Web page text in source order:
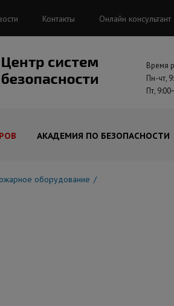
Контакты Онлайн консультант
Время
Пн-чт,
Пт,
АКАДЕМИЯ ПО БЕЗОПАСНОСТИ
оборудование